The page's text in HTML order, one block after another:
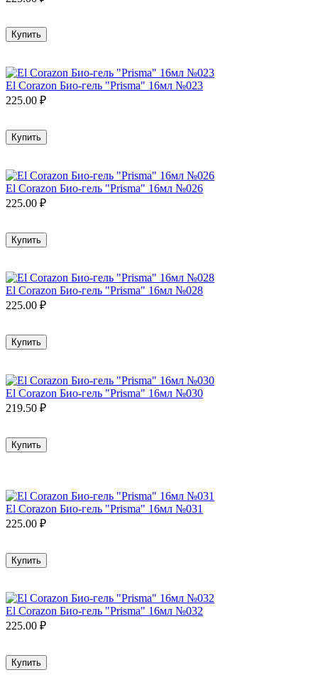
Купить
El Corazon Био-гель "Prisma" 16мл №023
225.00 ₽
Купить
El Corazon Био-гель "Prisma" 16мл №026
225.00 ₽
Купить
El Corazon Био-гель "Prisma" 16мл №028
225.00 ₽
Купить
El Corazon Био-гель "Prisma" 16мл №030
219.50 ₽
Купить
El Corazon Био-гель "Prisma" 16мл №031
225.00 ₽
Купить
El Corazon Био-гель "Prisma" 16мл №032
225.00 ₽
Купить